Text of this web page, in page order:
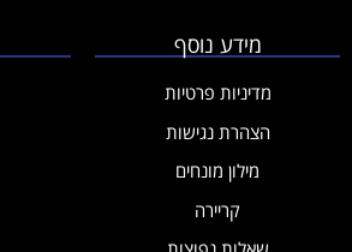
מידע נוסף
מדיניות פרטיות
הצהרת נגישות
מילון מונחים
קריירה